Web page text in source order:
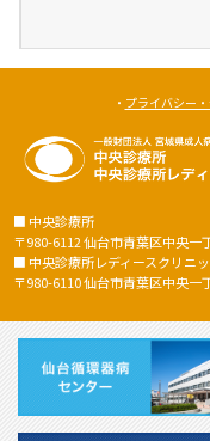
・ プライバシー
■ 中央診療所
〒980-6112 仙台市青葉区中央一
■ 中央診療所レディースクリニ
〒980-6110 仙台市青葉区中央一